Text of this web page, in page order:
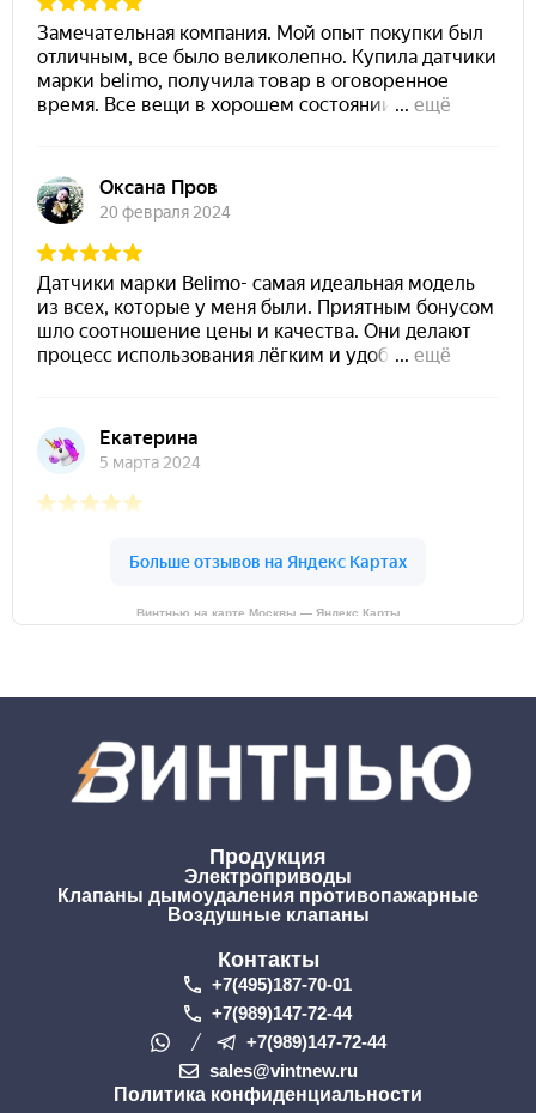
Винтнью на карте Москвы — Яндекс Карты
Продукция
Электроприводы
Клапаны дымоудаления противопажарные
Воздушные клапаны
Контакты
+7(495)187-70-01
+7(989)147-72-44
+7(989)147-72-44
sales@vintnew.ru
Политика конфиденциальности